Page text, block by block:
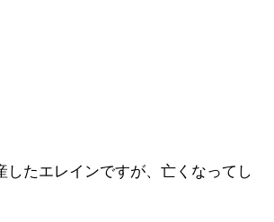
したエレインですが、亡くなってし